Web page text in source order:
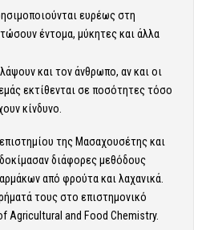
ευρέως στη
έντομα, μύκητες και άλλα
και τον άνθρωπο, αν και οι
εκτίθενται σε ποσότητες τόσο
κίνδυνο.
της Μασαχουσέτης και
διάφορες μεθόδους
από φρούτα και λαχανικά.
τους στο επιστημονικό
Agricultural and Food Chemistry.